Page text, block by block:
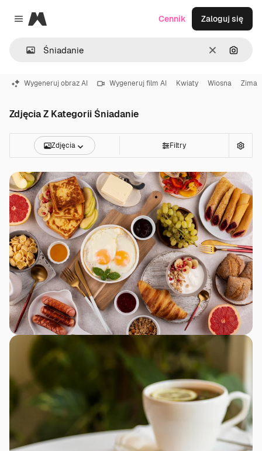
Close menu
Magnific
WyczyśćSzukaj
Cennik Zaloguj się
Wygeneruj obraz AI Wygeneruj film AI Kwiaty Wiosna Zima
Zdjęcia Z Kategorii Śniadanie
Zdjęcia Filtry